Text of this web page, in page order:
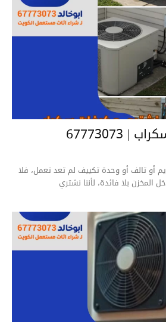
أو تالف أو وحدة تكييف لم تعد تعمل، فلا